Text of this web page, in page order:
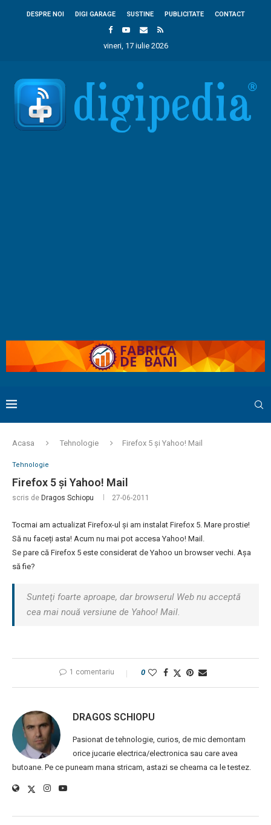
DESPRE NOI DIGI GARAGE SUSTINE PUBLICITATE CONTACT
vineri, 17 iulie 2026
Acasa Tehnologie Firefox 5 și Yahoo! Mail
Tehnologie
Firefox 5 și Yahoo! Mail
scris de Dragos Schiopu 27-06-2011
Tocmai am actualizat Firefox-ul și am instalat Firefox 5. Mare prostie!
Să nu faceți asta! Acum nu mai pot accesa Yahoo! Mail.
Se pare că Firefox 5 este considerat de Yahoo un browser vechi. Așa
să fie?
Sunteţi foarte aproape, dar browserul Web nu acceptă
cea mai nouă versiune de Yahoo! Mail.
1 comentariu 0
DRAGOS SCHIOPU
Pasionat de tehnologie, curios, de mic demontam
orice jucarie electrica/electronica sau care avea
butoane. Pe ce puneam mana stricam, astazi se cheama ca le testez.